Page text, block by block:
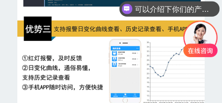
你们是怎么收费的呢